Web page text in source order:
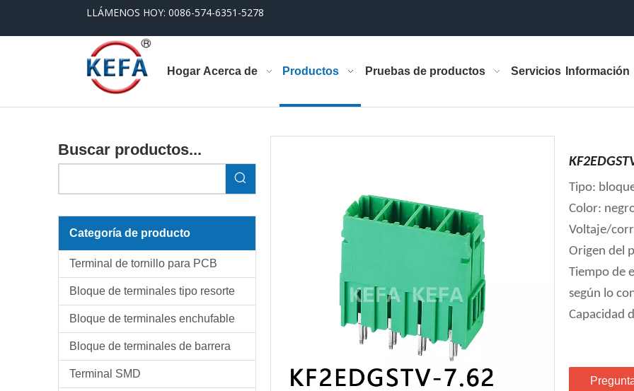
LLÁMENOS HOY: 0086-574-6351-5278
Hogar Acerca de Productos Pruebas de productos Servicios Información
Buscar productos...
Categoría de producto
Terminal de tornillo para PCB
Bloque de terminales tipo resorte
Bloque de terminales enchufable
Bloque de terminales de barrera
Terminal SMD
Tipo:
Color:
Voltaje/
Origen del
Tiempo de
según lo
Capacidad